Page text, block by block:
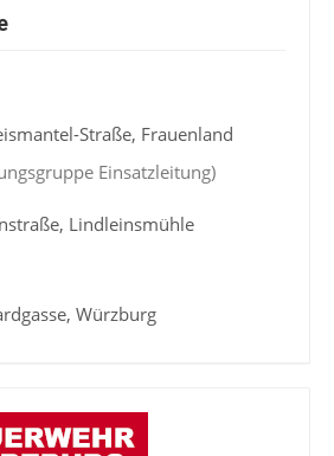
Straße, Frauenland
Einsatzleitung)
Lindleinsmühle
Würzburg